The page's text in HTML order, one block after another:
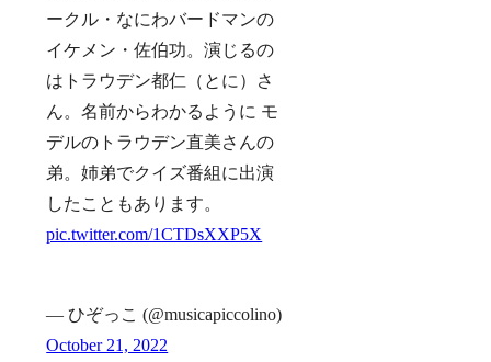
ークル・なにわバードマンの
イケメン・佐伯功。演じるの
はトラウデン都仁（とに）さ
ん。名前からわかるように モ
デルのトラウデン直美さんの
弟。姉弟でクイズ番組に出演
したこともあります。
pic.twitter.com/1CTDsXXP5X
— ひぞっこ (@musicapiccolino)
October 21, 2022